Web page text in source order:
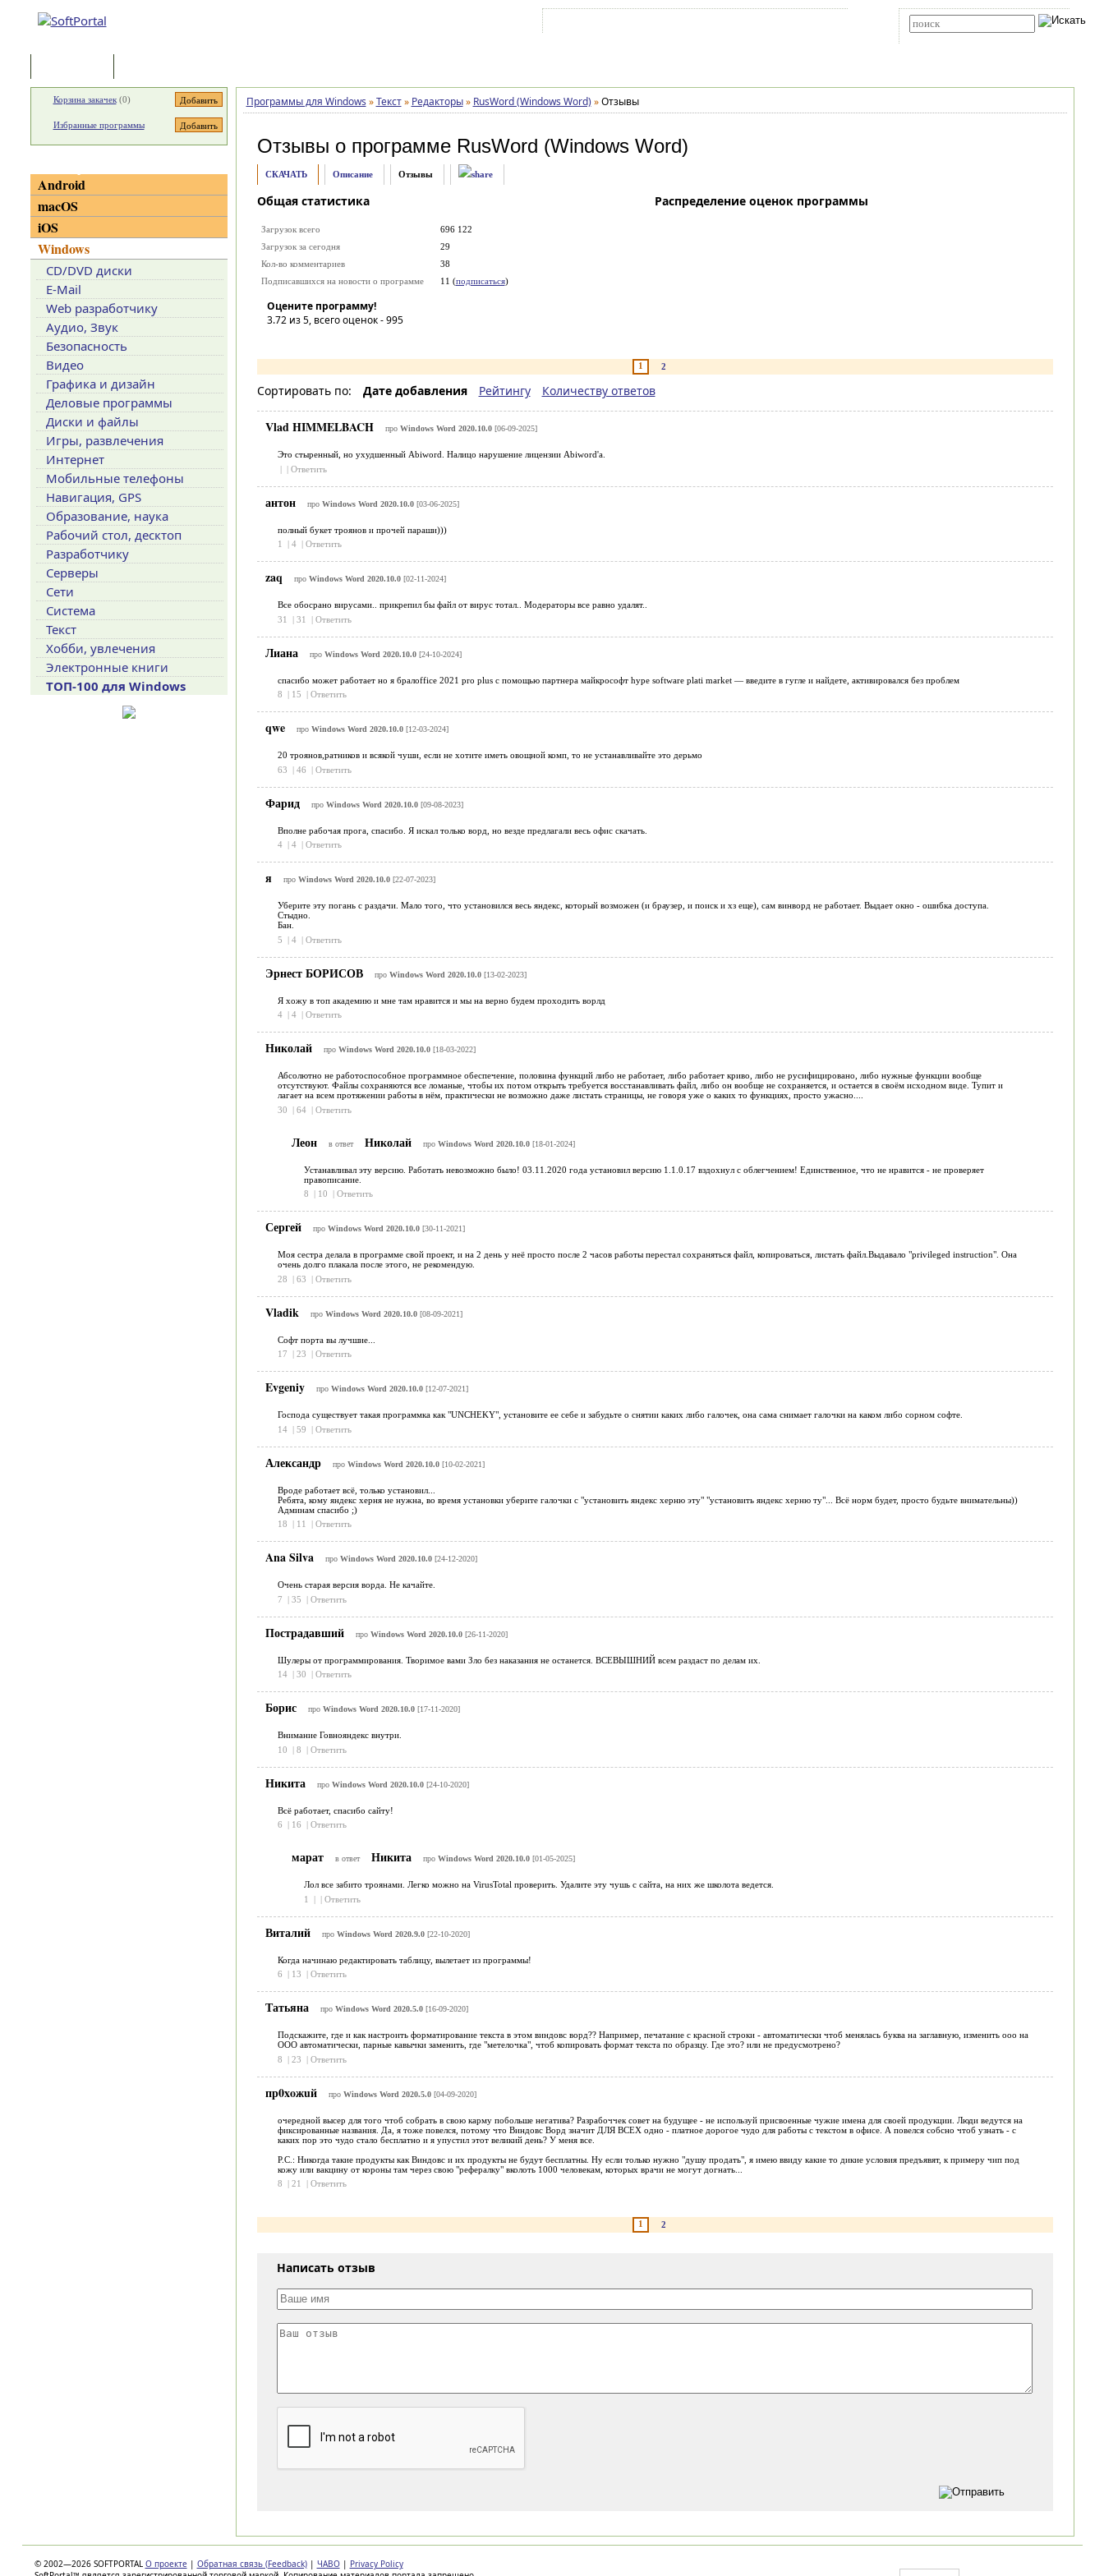
Программы для Windows » Текст » Редакторы » RusWord (Windows Word) » Отзывы
Отзывы о программе RusWord (Windows Word)
СКАЧАТЬ Описание Отзывы
Общая статистика
Загрузок всего
696 122
Загрузок за сегодня
29
Кол-во комментариев
38
Подписавшихся на новости о программе
11 (подписаться)
Оцените программу!
3.72из 5, всего оценок -995
Распределение оценок программы
1 2
Сортировать по: Дате добавления Рейтингу Количеству ответов
Vlad HIMMELBACH про Windows Word 2020.10.0[06-09-2025]
Это стыренный, но ухудшенный Abiword. Налицо нарушение лицензии Abiword'а.
| | Ответить
антон про Windows Word 2020.10.0[03-06-2025]
полный букет троянов и прочей параши)))
1
| 4 | Ответить
zaq про Windows Word 2020.10.0[02-11-2024]
Все обосрано вирусами.. прикрепил бы файл от вирус тотал.. Модераторы все равно удалят..
31
| 31 | Ответить
Лиана про Windows Word 2020.10.0[24-10-2024]
спасибо может работает но я бралoffice 2021 pro plus с помощью партнера майкрософт hype software plati market — введите в гугле и найдете, активировался без проблем
8
| 15 | Ответить
qwe про Windows Word 2020.10.0[12-03-2024]
20 троянов,ратников и всякой чуши, если не хотите иметь овощной комп, то не устанавливайте это дерьмо
63
| 46 | Ответить
Фарид про Windows Word 2020.10.0[09-08-2023]
Вполне рабочая прога, спасибо. Я искал только ворд, но везде предлагали весь офис скачать.
4 | 4 | Ответить
я про Windows Word 2020.10.0[22-07-2023]
Уберите эту погань с раздачи. Мало того, что установился весь яндекс, который возможен (и браузер, и поиск и хз еще), сам винворд не работает. Выдает окно - ошибка доступа.
Стыдно.
Бан.
5
| 4 | Ответить
Эрнест БОРИСОВ про Windows Word 2020.10.0[13-02-2023]
Я хожу в топ академию и мне там нравится и мы на верно будем проходить ворлд
4 | 4 | Ответить
Николай про Windows Word 2020.10.0[18-03-2022]
Абсолютно не работоспособное программное обеспечение, половина функций либо не работает, либо работает криво, либо не русифицировано, либо нужные функции вообще
отсутствуют. Файлы сохраняются все ломаные, чтобы их потом открыть требуется восстанавливать файл, либо он вообще не сохраняется, и остается в своём исходном виде. Тупит и
лагает на всем протяжении работы в нём, практически не возможно даже листать страницы, не говоря уже о каких то функциях, просто ужасно....
30
| 64 | Ответить
Леон в ответ Николай про Windows Word 2020.10.0[18-01-2024]
Устанавливал эту версию. Работать невозможно было! 03.11.2020 года установил версию 1.1.0.17 вздохнул с облегчением! Единственное, что не нравится - не проверяет
правописание.
8
| 10 | Ответить
Сергей про Windows Word 2020.10.0[30-11-2021]
Моя сестра делала в программе свой проект, и на 2 день у неё просто после 2 часов работы перестал сохраняться файл, копироваться, листать файл.Выдавало "privileged instruction". Она
очень долго плакала после этого, не рекомендую.
28
| 63 | Ответить
Vladik про Windows Word 2020.10.0[08-09-2021]
Софт порта вы лучшие...
17
| 23 | Ответить
Evgeniy про Windows Word 2020.10.0[12-07-2021]
Господа существует такая программка как "UNCHEKY", установите ее себе и забудьте о снятии каких либо галочек, она сама снимает галочки на каком либо сорном софте.
14 | 59 | Ответить
Александр про Windows Word 2020.10.0[10-02-2021]
Вроде работает всё, только установил...
Ребята, кому яндекс херня не нужна, во время установки уберите галочки с "установить яндекс херню эту" "установить яндекс херню ту"... Всё норм будет, просто будьте внимательны))
Админам спасибо ;)
18
| 11 | Ответить
Ana Silva про Windows Word 2020.10.0[24-12-2020]
Очень старая версия ворда. Не качайте.
7
| 35 | Ответить
Пострадавший про Windows Word 2020.10.0[26-11-2020]
Шулеры от программирования. Творимое вами Зло без наказания не останется. ВСЕВЫШНИЙ всем раздаст по делам их.
14 | 30 | Ответить
Борис про Windows Word 2020.10.0[17-11-2020]
Внимание Говнояндекс внутри.
10
| 8 | Ответить
Никита про Windows Word 2020.10.0[24-10-2020]
Всё работает, спасибо сайту!
6
| 16 | Ответить
марат в ответ Никита про Windows Word 2020.10.0[01-05-2025]
Лол все забито троянами. Легко можно на VirusTotal проверить. Удалите эту чушь с сайта, на них же школота ведется.
1
| | Ответить
Виталий про Windows Word 2020.9.0[22-10-2020]
Когда начинаю редактировать таблицу, вылетает из программы!
6
| 13 | Ответить
Татьяна про Windows Word 2020.5.0[16-09-2020]
Подскажите, где и как настроить форматирование текста в этом виндовс ворд?? Например, печатание с красной строки - автоматически чтоб менялась буква на заглавную, изменить ооо на
ООО автоматически, парные кавычки заменить, где "метелочка", чтоб копировать формат текста по образцу. Где это? или не предусмотрено?
8
| 23 | Ответить
пр0xoжuй про Windows Word 2020.5.0[04-09-2020]
очередной высер для того чтоб собрать в свою карму побольше негатива? Разрабоччек совет на будущее - не используй присвоенные чужие имена для своей продукции. Люди ведутся на
фиксированные названия. Да, я тоже повелся, потому что Виндовс Ворд значит ДЛЯ ВСЕХ одно - платное дорогое чудо для работы с текстом в офисе. А повелся собсно чтоб узнать - с
каких пор это чудо стало бесплатно и я упустил этот великий день? У меня все.
Р.С.: Никогда такие продукты как Виндовс и их продукты не будут бесплатны. Ну если только нужно "душу продать", я имею ввиду какие то дикие условия предъявят, к примеру чип под
кожу или вакцину от короны там через свою "рефералку" вколоть 1000 человекам, которых врачи не могут догнать...
8
| 21 | Ответить
1 2
Написать отзыв
Корзина закачек(0)
Избранные программы
Android
macOS
iOS
Windows
CD/DVD диски
E-Mail
Web разработчику
Аудио, Звук
Безопасность
Видео
Графика и дизайн
Деловые программы
Диски и файлы
Игры, развлечения
Интернет
Мобильные телефоны
Навигация, GPS
Образование, наука
Рабочий стол, десктоп
Разработчику
Серверы
Сети
Система
Текст
Хобби, увлечения
Электронные книги
ТОП-100 для Windows
© 2002—2026 SOFTPORTAL О проекте | Обратная связь (Feedback) | ЧАВО | Privacy Policy